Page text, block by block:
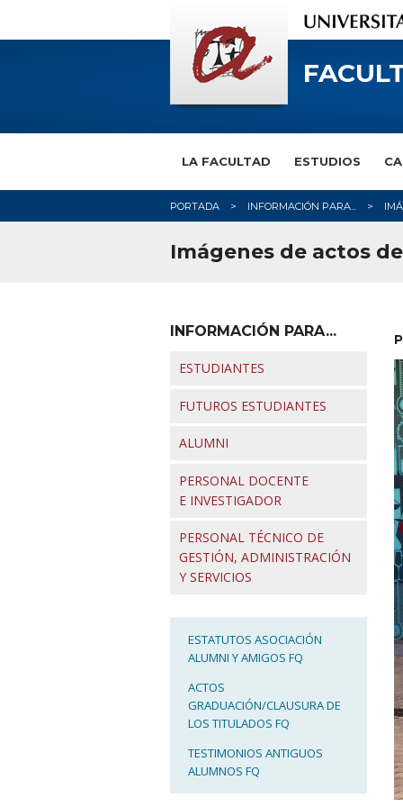
LA FACULTAD ESTUDIOS
PORTADA INFORMACIÓN PARA...
Imágenes de actos
INFORMACIÓN PARA...
ESTUDIANTES
FUTUROS ESTUDIANTES
ALUMNI
PERSONAL DOCENTE
E INVESTIGADOR
PERSONAL TÉCNICO DE
GESTIÓN, ADMINISTRACIÓN
Y SERVICIOS
ESTATUTOS ASOCIACIÓN
ALUMNI Y AMIGOS FQ
ACTOS
GRADUACIÓN/CLAUSURA DE
LOS TITULADOS FQ
TESTIMONIOS ANTIGUOS
ALUMNOS FQ